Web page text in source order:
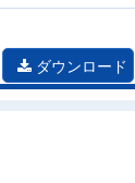
ダウンロード